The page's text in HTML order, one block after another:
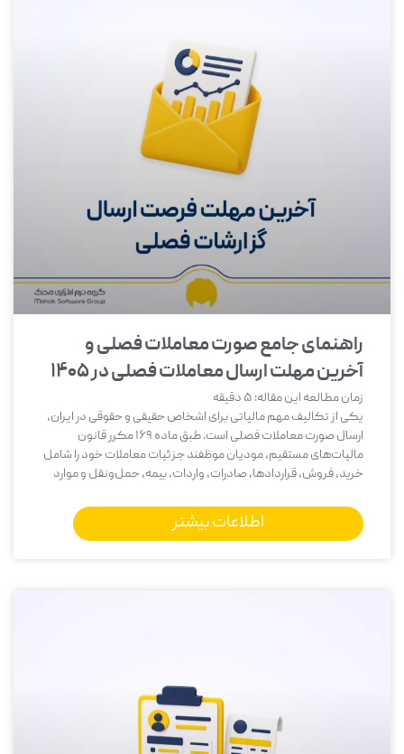
راهنمای جامع صورت معاملات فصلی و
آخرین مهلت ارسال معاملات فصلی در ۱۴۰۵
زمان مطالعه این مقاله: 5 دقیقه
یکی از تکالیف مهم مالیاتی برای اشخاص حقیقی و حقوقی در ایران،
ارسال صورت معاملات فصلی است. طبق ماده 169 مکرر قانون
مالیات‌های مستقیم، مودیان موظفند جزئیات معاملات خود را شامل
خرید، فروش، قراردادها، صادرات، واردات، بیمه، حمل‌ونقل و موارد
اطلاعات بیشتر